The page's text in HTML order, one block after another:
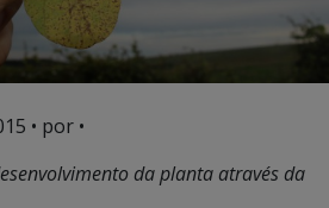
• por •
da planta através da